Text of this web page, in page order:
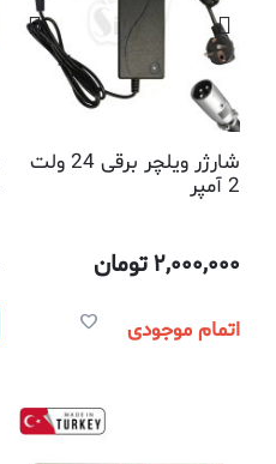
شارژر ویلچر برقی 24 ولت
2 آمپر
2,000,000تومان
اتمام موجودی